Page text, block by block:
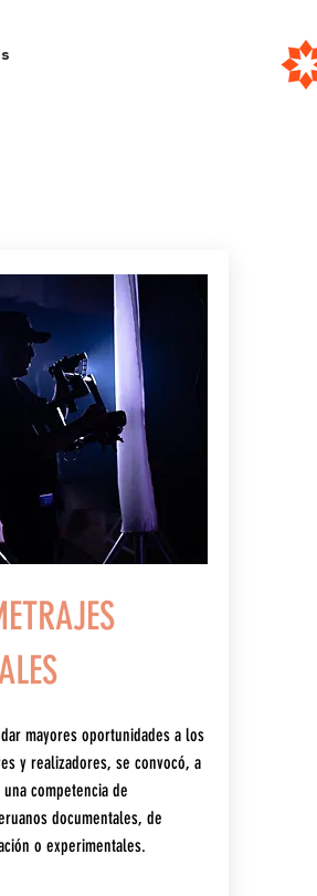
mayores oportunidades a los
y realizadores, se convocó, a
competencia de
documentales, de
o experimentales.